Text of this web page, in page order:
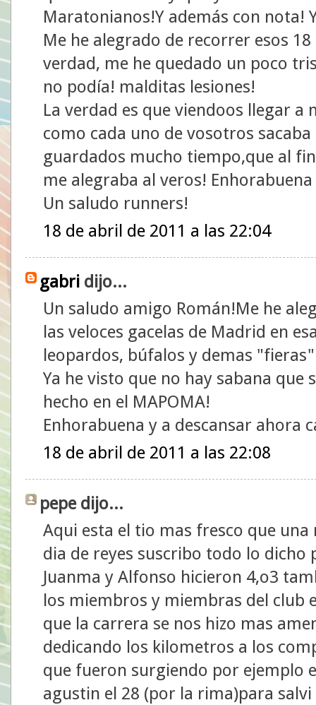
Maratonianos!Y además con nota!
Me he alegrado de recorrer esos
verdad, me he quedado un poco
no podía! malditas lesiones!
La verdad es que viendoos llegar
como cada uno de vosotros
guardados mucho tiempo,que al
me alegraba al veros!
Un saludo runners!
18 de abril de 2011 a las 22:04
gabri dijo...
Un saludo amigo Román!Me he
las veloces gacelas de Madrid en
leopardos, búfalos y demas
Ya he visto que no hay sabana
hecho en el MAPOMA!
Enhorabuena y a descansar ahora
18 de abril de 2011 a las 22:08
pepe dijo...
Aqui esta el tio mas fresco que
dia de reyes suscribo todo lo dicho
Juanma y Alfonso hicieron 4,o3
los miembros y miembras del club
que la carrera se nos hizo mas
dedicando los kilometros a los
que fueron surgiendo por ejemplo
agustin el 28 (por la rima)para